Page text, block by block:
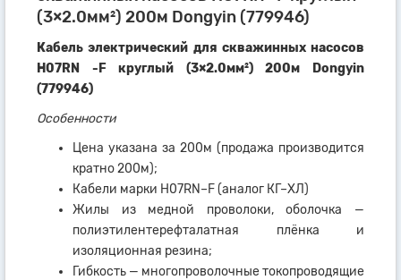
(3×2.0мм²) 200м Dongyin (779946)
Кабель электрический для скважинных насосов
H07RN -F круглый (3×2.0мм²) 200м Dongyin
(779946)
Особенности
Цена указана за 200м (продажа производится
кратно 200м);
Кабели марки H07RN–F (аналог КГ–ХЛ)
Жилы из медной проволоки, оболочка —
полиэтилентерефталатная плёнка и
изоляционная резина;
Гибкость — многопроволочные токопроводящие